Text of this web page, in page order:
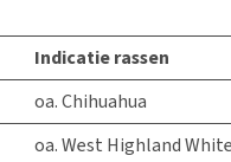
Indicatie rassen
oa. Chihuahua
oa. West Highland